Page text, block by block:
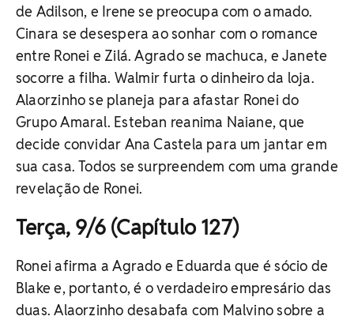
de Adilson, e Irene se preocupa com o amado.
Cinara se desespera ao sonhar com o romance
entre Ronei e Zilá. Agrado se machuca, e Janete
socorre a filha. Walmir furta o dinheiro da loja.
Alaorzinho se planeja para afastar Ronei do
Grupo Amaral. Esteban reanima Naiane, que
decide convidar Ana Castela para um jantar em
sua casa. Todos se surpreendem com uma grande
revelação de Ronei.
Terça, 9/6 (Capítulo 127)
Ronei afirma a Agrado e Eduarda que é sócio de
Blake e, portanto, é o verdadeiro empresário das
duas. Alaorzinho desabafa com Malvino sobre a